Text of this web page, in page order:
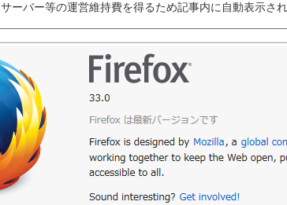
サーバー等の運営維持費を得るため記事内に自動表示さ